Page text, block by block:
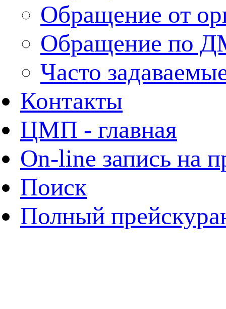
Обращение от
Обращение по
Часто
Контакты
ЦМП - главная
On-line запись на
Поиск
Полный